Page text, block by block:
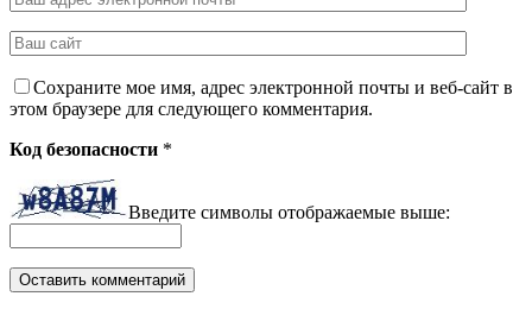
Сохраните мое имя, адрес электронной почты и веб-сайт в
этом браузере для следующего комментария.
Код безопасности *
Введите символы отображаемые выше: